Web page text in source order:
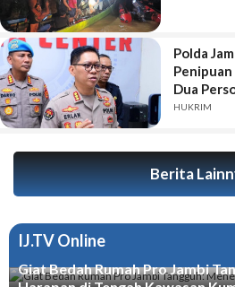
Polda
Dua
HUKRIM
Berita
IJ.TV Online
Giat Bedah Rumah Pro Jambi